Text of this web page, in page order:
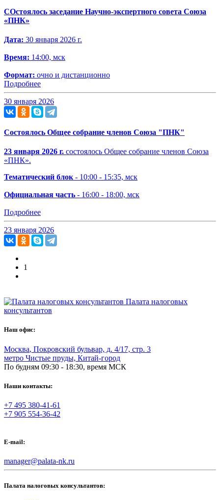
СОстоялось заседание Научно-экспертного совета Союза
«ПНК»
Дата: 30 января 2026 г.
Время: 14:00, мск
Формат: очно и дистанционно
Подробнее
30 января 2026
Состоялось Общее собрание членов Союза "ПНК"
23 января 2026 г. состоялоcь Общее собрание членов Союза
«ПНК».
Тематический блок - 10:00 - 15:35, мск
Официальная часть - 16:00 - 18:00, мск
Подробнее
23 января 2026
1
Палата налоговых
консультантов
Наш офис:
Москва, Покровский бульвар, д. 4/17, стр. 3
метро Чистые пруды, Китай-город
По будням 09:30 - 18:30, время МСК
Наши контакты:
+7 495 380-41-61
+7 905 554-36-42
E-mail:
manager@palata-nk.ru
Палата налоговых консультантов: